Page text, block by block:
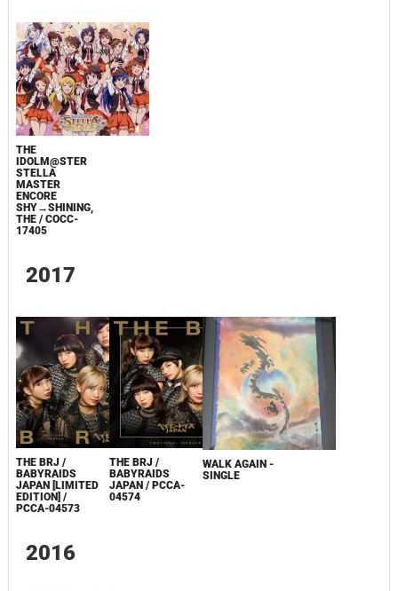
THE
IDOLM@STER
STELLA
MASTER
ENCORE
SHY→SHINING,
THE / COCC-
17405
2017
THE BRJ /
BABYRAIDS
JAPAN [LIMITED
EDITION] /
PCCA-04573
THE BRJ /
BABYRAIDS
JAPAN / PCCA-
04574
WALK AGAIN -
SINGLE
2016